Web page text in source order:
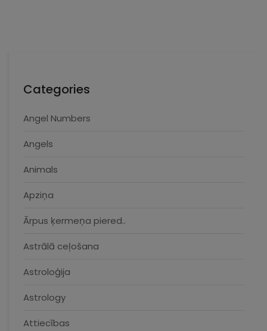
Categories
Angel Numbers
Angels
Animals
Apziņa
Ārpus ķermeņa piered..
Astrālā ceļošana
Astroloģija
Astrology
Attiecības